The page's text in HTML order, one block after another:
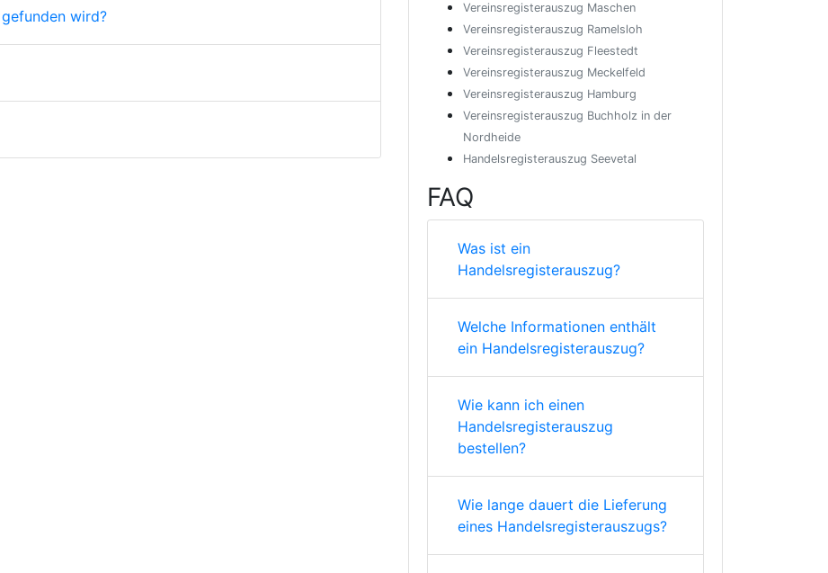
wird?
Vereinsregisterauszug Maschen
Vereinsregisterauszug Ramelsloh
Vereinsregisterauszug Fleestedt
Vereinsregisterauszug Meckelfeld
Vereinsregisterauszug Hamburg
Vereinsregisterauszug Buchholz in der
Nordheide
Handelsregisterauszug Seevetal
FAQ
Was ist ein
Handelsregisterauszug?
Welche Informationen enthält
ein Handelsregisterauszug?
Wie kann ich einen
Handelsregisterauszug
bestellen?
Wie lange dauert die Lieferung
eines Handelsregisterauszugs?